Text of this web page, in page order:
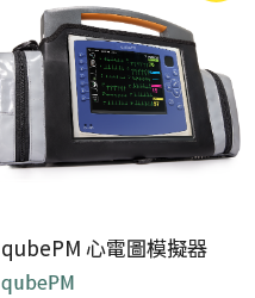
qubePM 心電圖模擬器
qubePM